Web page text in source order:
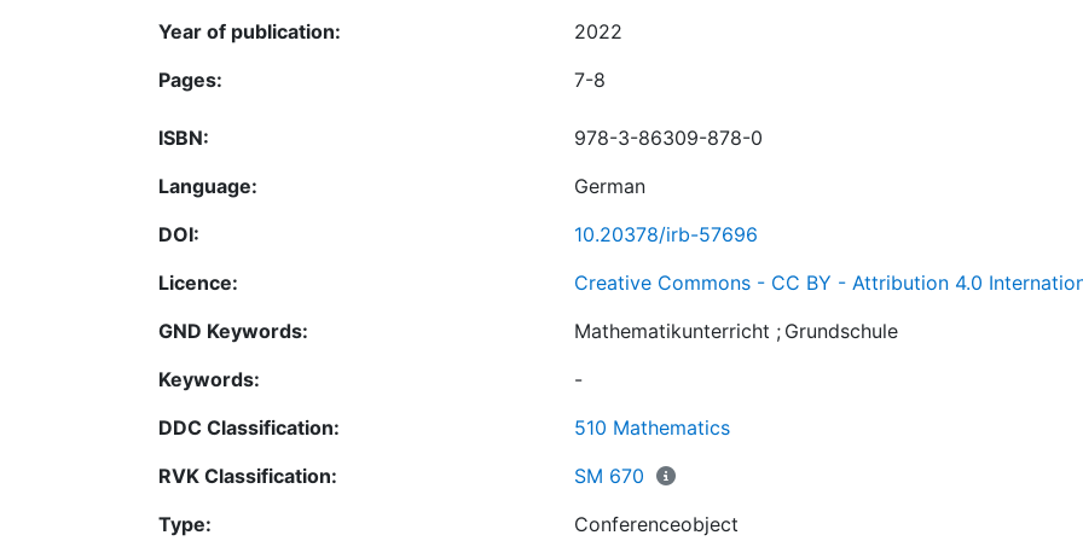
Year of publication:
2022
Pages:
7-8
ISBN:
978-3-86309-878-0
Language:
German
DOI:
10.20378/irb-57696
Licence:
Creative Commons - CC BY - Attribution 4.0
GND Keywords:
Mathematikunterricht ; Grundschule
Keywords:
-
DDC Classification:
510 Mathematics
RVK Classification:
SM 670
Type:
Conferenceobject